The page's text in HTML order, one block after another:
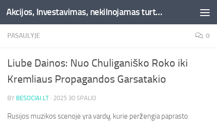
Skip to content Akcijos, Investavimas, nekilnojamas turtas, kriptovaliutos - Besociai.lt
PASAULYJE 0
Liube Dainos: Nuo Chuliganiško Roko iki
Kremliaus Propagandos Garsatakio
BY BESOCIAI.LT · 2025 30 SPALIO
Rusijos muzikos scenoje yra vardų, kurie peržengia paprasto